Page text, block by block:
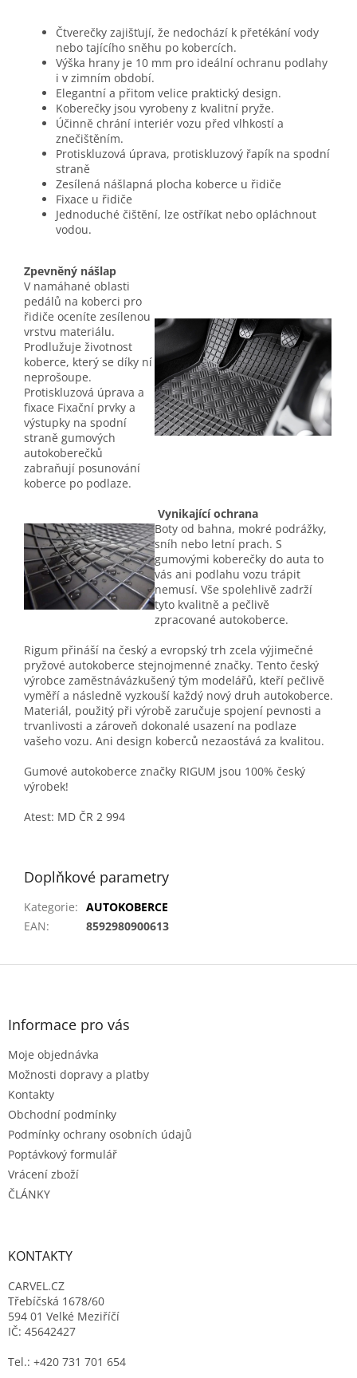
Čtverečky zajišťují, že nedochází k přetékání vody
nebo tajícího sněhu po kobercích.
Výška hrany je 10 mm pro ideální ochranu podlahy
i v zimním období.
Elegantní a přitom velice praktický design.
Koberečky jsou vyrobeny z kvalitní pryže.
Účinně chrání interiér vozu před vlhkostí a
znečištěním.
Protiskluzová úprava, protiskluzový řapík na spodní
straně
Zesílená nášlapná plocha koberce u řidiče
Fixace u řidiče
Jednoduché čištění, lze ostříkat nebo opláchnout
vodou.
Zpevněný nášlap
V namáhané oblasti
pedálů na koberci pro
řidiče oceníte zesílenou
vrstvu materiálu.
Prodlužuje životnost
koberce, který se díky ní
neprošoupe.
Protiskluzová úprava a
fixace Fixační prvky a
výstupky na spodní
straně gumových
autokoberečků
zabraňují posunování
koberce po podlaze.
Vynikající ochrana
Boty od bahna, mokré podrážky,
sníh nebo letní prach. S
gumovými koberečky do auta to
vás ani podlahu vozu trápit
nemusí. Vše spolehlivě zadrží
tyto kvalitně a pečlivě
zpracované autokoberce.
Rigum přináší na český a evropský trh zcela výjimečné
pryžové autokoberce stejnojmenné značky. Tento český
výrobce zaměstnávázkušený tým modelářů, kteří pečlivě
vyměří a následně vyzkouší každý nový druh autokoberce.
Materiál, použitý při výrobě zaručuje spojení pevnosti a
trvanlivosti a zároveň dokonalé usazení na podlaze
vašeho vozu. Ani design koberců nezaostává za kvalitou.
Gumové autokoberce značky RIGUM jsou 100% český
výrobek!
Atest: MD ČR 2 994
Doplňkové parametry
Kategorie: AUTOKOBERCE
EAN: 8592980900613
Z
Informace pro vás
Moje objednávka
Možnosti dopravy a platby
Kontakty
Obchodní podmínky
Podmínky ochrany osobních údajů
Poptávkový formulář
Vrácení zboží
ČLÁNKY
KONTAKTY
CARVEL.CZ
Třebíčská 1678/60
594 01 Velké Meziříčí
IČ: 45642427
Tel.: +420 731 701 654